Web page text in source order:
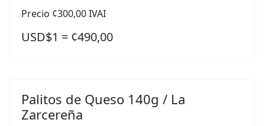
Precio ¢300,00 IVAI
USD$1 = ¢490,00
Palitos de Queso 140g / La
Zarcereña